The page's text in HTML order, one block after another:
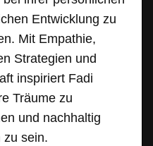
Entwicklung zu
Mit Empathie,
Strategien und
inspiriert Fadi
Träume zu
und nachhaltig
zu sein.